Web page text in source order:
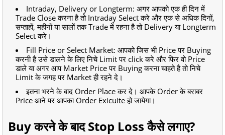
Intraday, Delivery or Longterm: अगर आपको एक ही दिन में
Trade Close करना है तो Intraday Select करे और एक से अधिक दिनों,
सप्ताहों, महीनों या सालों तक Trade में रहना है तो Delivery या Longterm
Select करे।
Fill Price or Select Market: आपको जिस भी Price पर Buying
करनी है उसे डालने के लिए निचे Limit पर click करे और फिर वो Price
डाले या अगर आप Market Price पर Buying करना चाहते है तो निचे
Limit के जगह पर Market ही रहने दे।
इतना भरने के बाद Order Place कर दे। आपके Order के बराबर
Price आने पर आपका Order Exicuite हो जायेगा।
Buy करने के बाद Stop Loss कैसे लगाए?